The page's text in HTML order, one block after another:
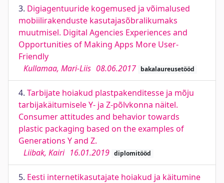
3. Digiagentuuride kogemused ja võimalused
mobiilirakenduste kasutajasõbralikumaks
muutmisel. Digital Agencies Experiences and
Opportunities of Making Apps More User-
Friendly
Kullamaa, Mari-Liis 08.06.2017 bakalaureusetööd
4. Tarbijate hoiakud plastpakenditesse ja mõju
tarbijakäitumisele Y- ja Z-põlvkonna näitel.
Consumer attitudes and behavior towards
plastic packaging based on the examples of
Generations Y and Z.
Liibak, Kairi 16.01.2019 diplomitööd
5. Eesti internetikasutajate hoiakud ja käitumine